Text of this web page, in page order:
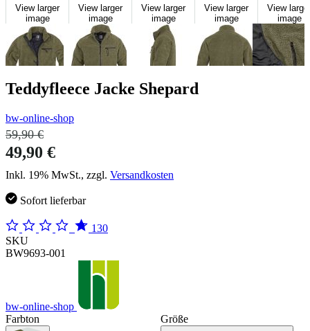
View larger
image
View larger
image
View larger
image
View larger
image
View
image
Teddyfleece Jacke Shepard
bw-online-shop
59,90 €
49,90 €
Inkl. 19% MwSt., zzgl. Versandkosten
Sofort lieferbar
130
SKU
BW9693-001
bw-online-shop
Farbton
Größe